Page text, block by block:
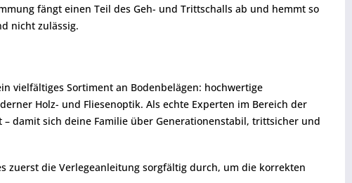
fängt einen Teil des Geh- und Trittschalls ab und hemmt so
nicht zulässig.
vielfältiges Sortiment an Bodenbelägen: hochwertige
Holz- und Fliesenoptik. Als echte Experten im Bereich der
damit sich deine Familie über Generationenstabil, trittsicher und
zuerst die Verlegeanleitung sorgfältig durch, um die korrekten